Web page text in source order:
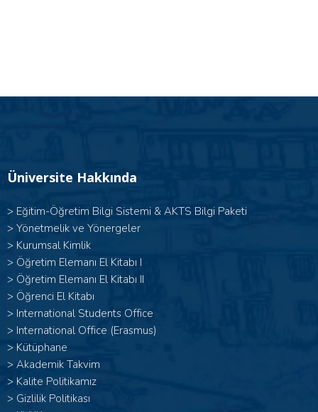
Üniversite Hakkında
> Eğitim-Öğretim Bilgi Sistemi & AKTS Bilgi Paketi
> Yönetmelik ve Yönergeler
> Kurumsal Kimlik
> Öğretim Elemanı El Kitabı I
> Öğretim Elemanı El Kitabı II
> Öğrenci El Kitabı
> International Students Office
> International Office (Erasmus)
> Kütüphane
> Akademik Takvim
> Kalite Politikamız
> Gizlilik Politikası